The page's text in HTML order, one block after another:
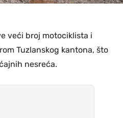
veći broj motociklista i
Tuzlanskog kantona, što
nesreća.